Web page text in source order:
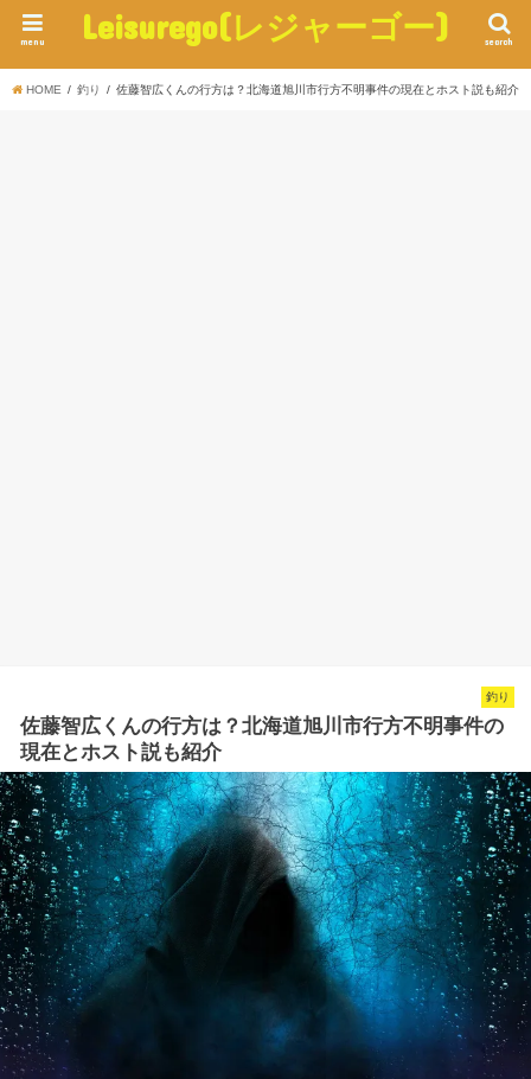
Leisurego(レジャーゴー) search
menu
HOME 釣り 佐藤智広くんの行方は？北海道旭川市行方不明事件の現在とホスト説も紹介
釣り
佐藤智広くんの行方は？北海道旭川市行方不明事件の
現在とホスト説も紹介